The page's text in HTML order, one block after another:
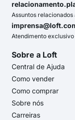
Assuntos relacionados
Atendimento
Sobre a Loft
Central de Ajuda
Como vender
Como comprar
Sobre nós
Carreiras